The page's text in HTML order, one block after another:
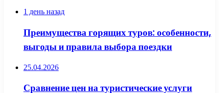
1 день назад
Преимущества горящих туров: особенности,
выгоды и правила выбора поездки
25.04.2026
Сравнение цен на туристические услуги